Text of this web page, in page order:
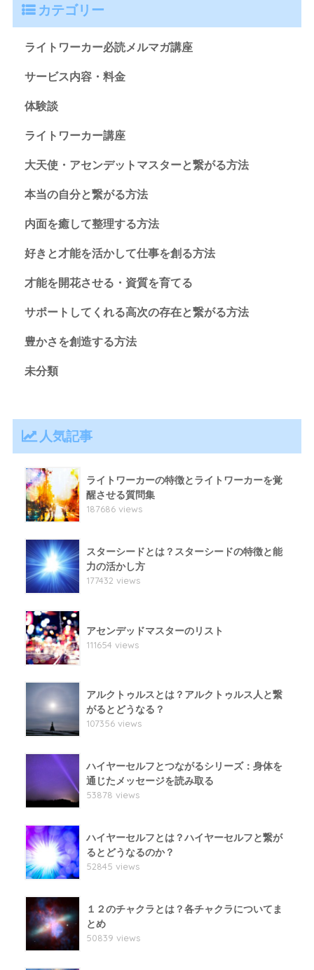
カテゴリー
ライトワーカー必読メルマガ講座
サービス内容・料金
体験談
ライトワーカー講座
大天使・アセンデットマスターと繋がる方法
本当の自分と繋がる方法
内面を癒して整理する方法
好きと才能を活かして仕事を創る方法
才能を開花させる・資質を育てる
サポートしてくれる高次の存在と繋がる方法
豊かさを創造する方法
未分類
人気記事
ライトワーカーの特徴とライトワーカーを覚
醒させる質問集
187686 views
スターシードとは？スターシードの特徴と能
力の活かし方
177432 views
アセンデッドマスターのリスト
111654 views
アルクトゥルスとは？アルクトゥルス人と繋
がるとどうなる？
107356 views
ハイヤーセルフとつながるシリーズ：身体を
通じたメッセージを読み取る
53878 views
ハイヤーセルフとは？ハイヤーセルフと繋が
るとどうなるのか？
52845 views
１２のチャクラとは？各チャクラについてま
とめ
50839 views